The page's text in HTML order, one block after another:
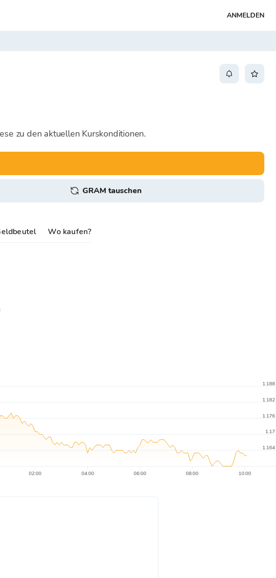
ANMELDEN
zu den aktuellen Kurskonditionen.
GRAM tauschen
Wo kaufen?
02:00 04:00 06:00 08:00 10:00
1.164
1.17
1.176
1.182
1.188